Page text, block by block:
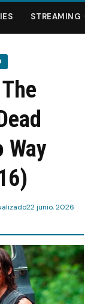
STREAMING
Way
22 junio, 2026